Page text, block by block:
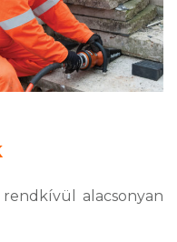
alacsonyan